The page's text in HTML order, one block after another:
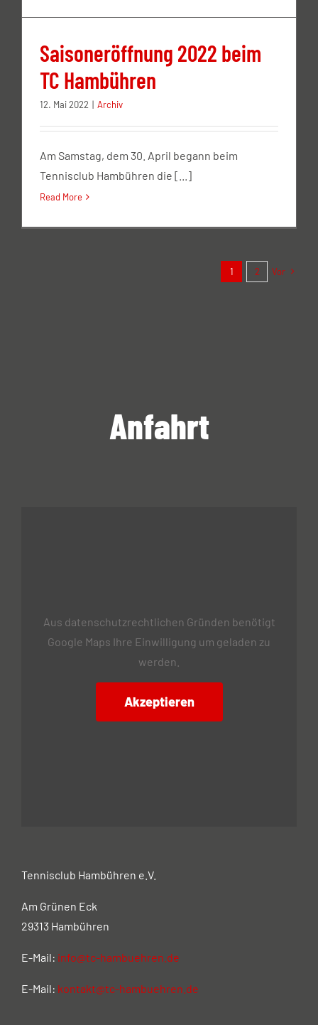
Saisoneröffnung 2022 beim
TC Hambühren
12. Mai 2022 | Archiv
Am Samstag, dem 30. April begann beim
Tennisclub Hambühren die [...]
Read More
1 2 Vor
Anfahrt
Aus datenschutzrechtlichen Gründen benötigt
Google Maps Ihre Einwilligung um geladen zu
werden.
Akzeptieren
Tennisclub Hambühren e.V.
Am Grünen Eck
29313 Hambühren
E-Mail: info@tc-hambuehren.de
E-Mail: kontakt@tc-hambuehren.de